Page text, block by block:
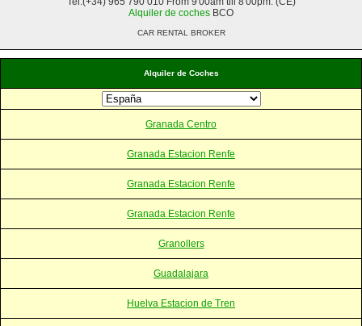
Alquiler de Coches
Granada Centro
Granada Estacion Renfe
Granada Estacion Renfe
Granada Estacion Renfe
Granollers
Guadalajara
Huelva Estacion de Tren
Alquiler de coches BCO
CAR RENTAL BROKER